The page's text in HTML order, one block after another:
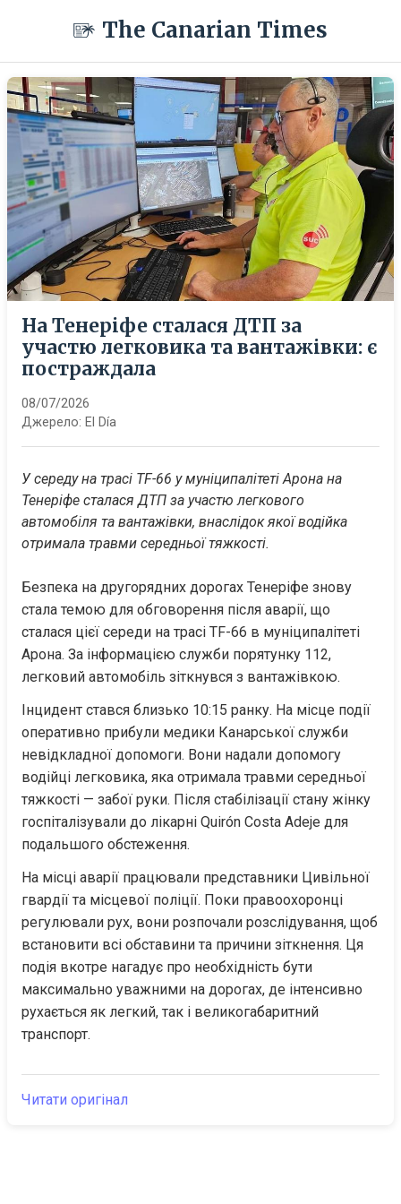
The Canarian Times
На Тенеріфе сталася ДТП за
участю легковика та вантажівки: є
постраждала
08/07/2026
Джерело: El Día
У середу на трасі TF-66 у муніципалітеті Арона на
Тенеріфе сталася ДТП за участю легкового
автомобіля та вантажівки, внаслідок якої водійка
отримала травми середньої тяжкості.
Безпека на другорядних дорогах Тенеріфе знову
стала темою для обговорення після аварії, що
сталася цієї середи на трасі TF-66 в муніципалітеті
Арона. За інформацією служби порятунку 112,
легковий автомобіль зіткнувся з вантажівкою.
Інцидент стався близько 10:15 ранку. На місце події
оперативно прибули медики Канарської служби
невідкладної допомоги. Вони надали допомогу
водійці легковика, яка отримала травми середньої
тяжкості — забої руки. Після стабілізації стану жінку
госпіталізували до лікарні Quirón Costa Adeje для
подальшого обстеження.
На місці аварії працювали представники Цивільної
гвардії та місцевої поліції. Поки правоохоронці
регулювали рух, вони розпочали розслідування, щоб
встановити всі обставини та причини зіткнення. Ця
подія вкотре нагадує про необхідність бути
максимально уважними на дорогах, де інтенсивно
рухається як легкий, так і великогабаритний
транспорт.
Читати оригінал